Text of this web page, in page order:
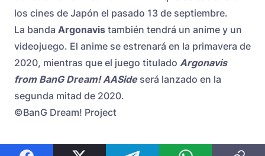
los cines de Japón el pasado 13 de septiembre.
La banda Argonavis también tendrá un anime y un
videojuego. El anime se estrenará en la primavera de
2020, mientras que el juego titulado Argonavis
from BanG Dream! AASideserá lanzado en la
segunda mitad de 2020.
©BanG Dream! Project